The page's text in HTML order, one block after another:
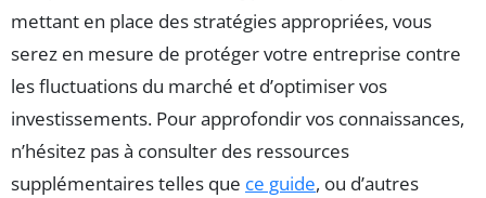
mettant en place des stratégies appropriées, vous
serez en mesure de protéger votre entreprise contre
les fluctuations du marché et d’optimiser vos
investissements. Pour approfondir vos connaissances,
n’hésitez pas à consulter des ressources
supplémentaires telles que ce guide, ou d’autres